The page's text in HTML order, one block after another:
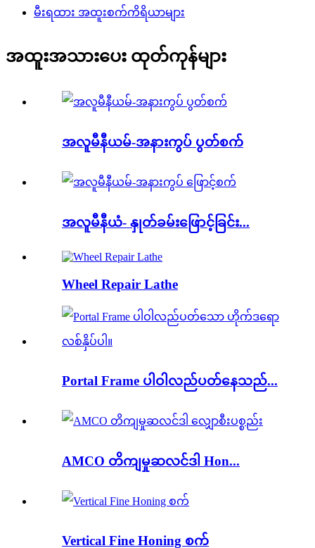
မီးရထား အထူးစက်ကိရိယာများ
အထူးအသားပေး ထုတ်ကုန်များ
အလူမီနီယမ်-အနားကွပ် ပွတ်စက်
အလူမီနီယံ- နှုတ်ခမ်းဖြောင့်ခြင်း...
Wheel Repair Lathe
Portal Frame ပါဝါလည်ပတ်နေသည်...
AMCO တိကျမှုဆလင်ဒါ Hon...
Vertical Fine Honing စက်